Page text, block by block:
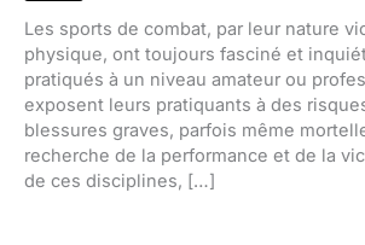
Les sports de combat, par leur nature
physique, ont toujours fasciné et
pratiqués à un niveau amateur ou
exposent leurs pratiquants à des
blessures graves, parfois même
recherche de la performance et de la
de ces disciplines, […]